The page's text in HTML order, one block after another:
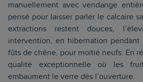
manuellement avec vendange
pensé pour laisser parler le calcaire
extractions restent douces,
intervention, en hibernation pendant
fûts de chêne, pour moitié neufs. En
qualité exceptionnelle où les
embaument le verre dès l’ouverture.